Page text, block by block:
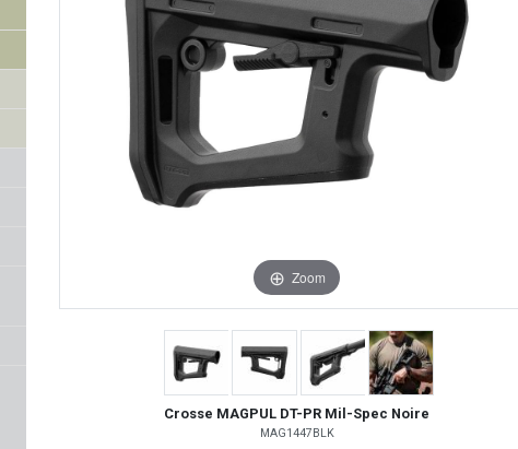
Zoom
Crosse MAGPUL DT-PR Mil-Spec Noire
MAG1447BLK